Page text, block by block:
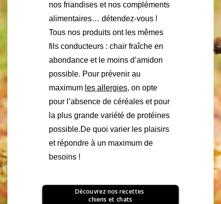
nos friandises et nos compléments
alimentaires… détendez-vous !
Tous nos produits ont les mêmes
fils conducteurs : chair fraîche en
abondance et le moins d’amidon
possible. Pour prévenir au
maximum les allergies, on opte
pour l’absence de céréales et pour
la plus grande variété de protéines
possible.De quoi varier les plaisirs
et répondre à un maximum de
besoins !
Découvrez nos recettes
chiens et chats